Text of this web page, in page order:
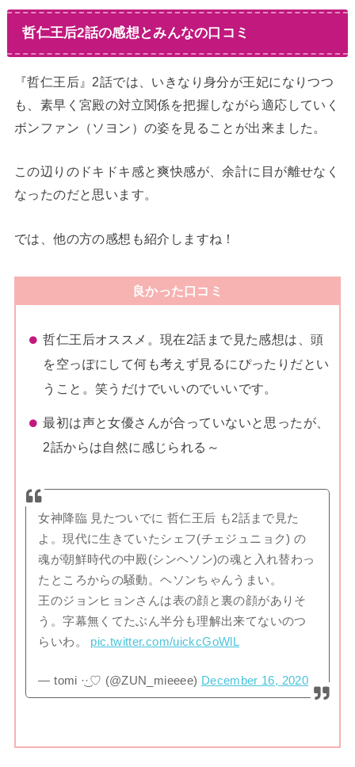
哲仁王后2話の感想とみんなの口コミ
『哲仁王后』2話では、いきなり身分が王妃になりつつ
も、素早く宮殿の対立関係を把握しながら適応していく
ボンファン（ソヨン）の姿を見ることが出来ました。
この辺りのドキドキ感と爽快感が、余計に目が離せなく
なったのだと思います。
では、他の方の感想も紹介しますね！
良かった口コミ
哲仁王后オススメ。現在2話まで見た感想は、頭
を空っぽにして何も考えず見るにぴったりだとい
うこと。笑うだけでいいのでいいです。
最初は声と女優さんが合っていないと思ったが、
2話からは自然に感じられる～
女神降臨 見たついでに 哲仁王后 も2話まで見た
よ。現代に生きていたシェフ(チェジュニョク) の
魂が朝鮮時代の中殿(シンヘソン)の魂と入れ替わっ
たところからの騒動。ヘソンちゃんうまい。
王のジョンヒョンさんは表の顔と裏の顔がありそ
う。字幕無くてたぶん半分も理解出来てないのつ
らいわ。 pic.twitter.com/uickcGoWlL
— tomi ·͜·♡ (@ZUN_mieeee) December 16, 2020